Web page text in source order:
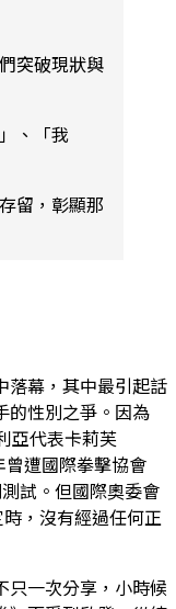
突破現狀與
、「我
留，彰顯那
幕，其中最引起話
的性別之爭。因為
亞代表卡莉芙
曾遭國際拳擊協會
試。但國際奧委會
時，沒有經過任何正
只一次分享，小時候